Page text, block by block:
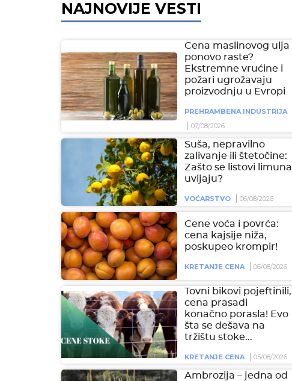
NAJNOVIJE VESTI
Cena maslinovog ulja
ponovo raste?
Ekstremne vrućine i
požari ugrožavaju
proizvodnju u Evropi
PREHRAMBENA INDUSTRIJA
07/08/2026
Suša, nepravilno
zalivanje ili štetočine:
Zašto se listovi limuna
uvijaju?
VOĆARSTVO 06/08/2026
Cene voća i povrća:
cena kajsije niža,
poskupeo krompir!
KRETANJE CENA 06/08/2026
Tovni bikovi pojeftinili,
cena prasadi
konačno porasla! Evo
šta se dešava na
tržištu stoke...
KRETANJE CENA 05/08/2026
Ambrozija – jedna od